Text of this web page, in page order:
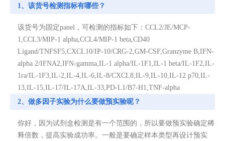
1、该货号检测指标有哪些？
该货号为固定panel，可检测的指标如下：CCL2/JE/MCP-
1,CCL3/MIP-1 alpha,CCL4/MIP-1 beta,CD40
Ligand/TNFSF5,CXCL10/IP-10/CRG-2,GM-CSF,Granzyme B,IFN-
alpha 2/IFNA2,IFN-gamma,IL-1 alpha/IL-1F1,IL-1 beta/IL-1F2,IL-
1ra/IL-1F3,IL-2,IL-4,IL-6,IL-8/CXCL8,IL-9,IL-10,IL-12 p70,IL-
13,IL-15,IL-17/IL-17A,IL-33,PD-L1/B7-H1,TNF-alpha
2、做多因子实验为什么要做预实验呢？
你好，因为试剂盒检测是有一个范围的，所以要做预实验确定稀
释倍数，提高实验成功率。一般是要确定样本类型再设计预实